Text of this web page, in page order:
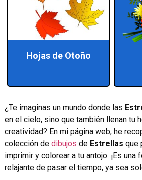
Hojas de Otoño
¿Te imaginas un mundo donde las
en el cielo, sino que también llenan tu
creatividad? En mi página web, he
colección de dibujos de Estrellas que
imprimir y colorear a tu antojo. ¡Es una
relajante de pasar el tiempo, ya sea